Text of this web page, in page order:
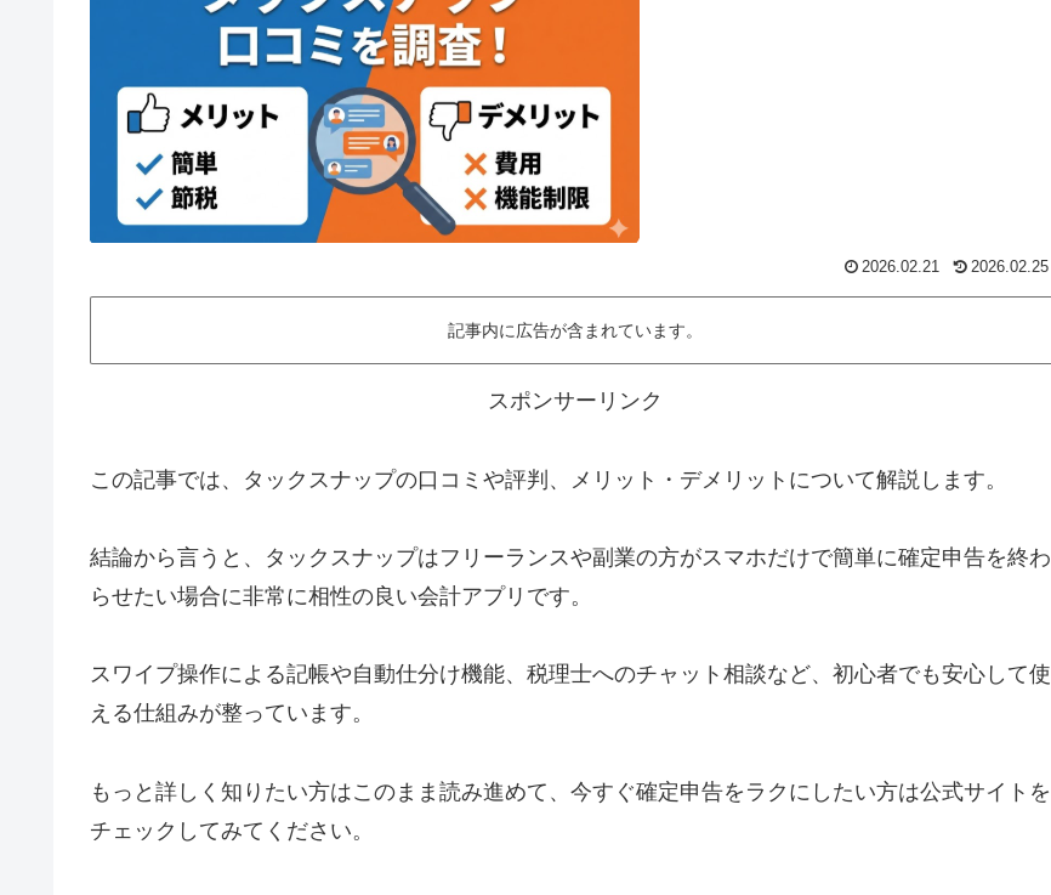
2026.02.21 2026.02.25
記事内に広告が含まれています。
スポンサーリンク
この記事では、タックスナップの口コミや評判、メリット・デメリットについて解説します。
結論から言うと、タックスナップはフリーランスや副業の方がスマホだけで簡単に確定申告を終わ
らせたい場合に非常に相性の良い会計アプリです。
スワイプ操作による記帳や自動仕分け機能、税理士へのチャット相談など、初心者でも安心して使
える仕組みが整っています。
もっと詳しく知りたい方はこのまま読み進めて、今すぐ確定申告をラクにしたい方は公式サイトを
チェックしてみてください。